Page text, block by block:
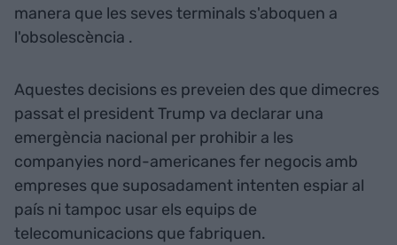
manera que les seves terminals s'aboquen a
l'obsolescència .
Aquestes decisions es preveien des que dimecres
passat el president Trump va declarar una
emergència nacional per prohibir a les
companyies nord-americanes fer negocis amb
empreses que suposadament intenten espiar al
país ni tampoc usar els equips de
telecomunicacions que fabriquen.